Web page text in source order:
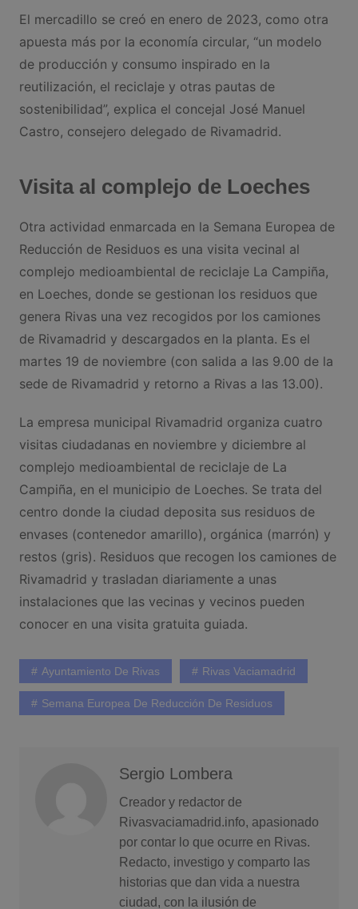
El mercadillo se creó en enero de 2023, como otra
apuesta más por la economía circular, “un modelo
de producción y consumo inspirado en la
reutilización, el reciclaje y otras pautas de
sostenibilidad”, explica el concejal José Manuel
Castro, consejero delegado de Rivamadrid.
Visita al complejo de Loeches
Otra actividad enmarcada en la Semana Europea de
Reducción de Residuos es una visita vecinal al
complejo medioambiental de reciclaje La Campiña,
en Loeches, donde se gestionan los residuos que
genera Rivas una vez recogidos por los camiones
de Rivamadrid y descargados en la planta. Es el
martes 19 de noviembre (con salida a las 9.00 de la
sede de Rivamadrid y retorno a Rivas a las 13.00).
La empresa municipal Rivamadrid organiza cuatro
visitas ciudadanas en noviembre y diciembre al
complejo medioambiental de reciclaje de La
Campiña, en el municipio de Loeches. Se trata del
centro donde la ciudad deposita sus residuos de
envases (contenedor amarillo), orgánica (marrón) y
restos (gris). Residuos que recogen los camiones de
Rivamadrid y trasladan diariamente a unas
instalaciones que las vecinas y vecinos pueden
conocer en una visita gratuita guiada.
Ayuntamiento De Rivas Rivas Vaciamadrid
Semana Europea De Reducción De Residuos
Sergio Lombera
Creador y redactor de
Rivasvaciamadrid.info, apasionado
por contar lo que ocurre en Rivas.
Redacto, investigo y comparto las
historias que dan vida a nuestra
ciudad, con la ilusión de